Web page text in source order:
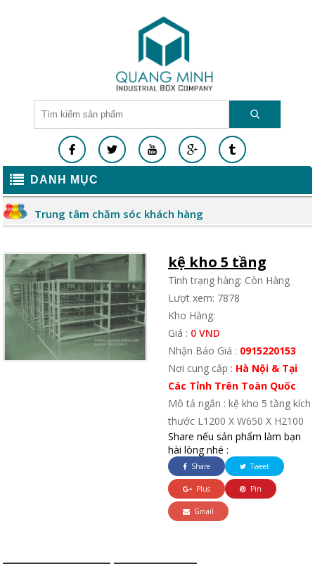
DANH MỤC
Trung tâm chăm sóc khách hàng
kệ kho 5 tầng
Tình trạng hàng: Còn Hàng
Lượt xem: 7878
Kho Hàng:
Giá : 0 VND
Nhận Báo Giá : 0915220153
Nơi cung cấp : Hà Nội & Tại
Các Tỉnh Trên Toàn Quốc
Mô tả ngắn : kệ kho 5 tầng kích
thước L1200 X W650 X H2100
Share nếu sản phẩm làm bạn
hài lòng nhé :
Share Tweet
Plus Pin
Gmail